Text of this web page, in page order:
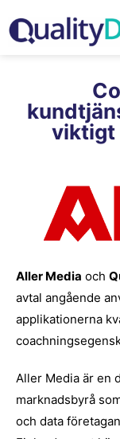
viktigt
Aller Media och
avtal angående
applikationerna
Aller Media är en
marknadsbyrå
och data